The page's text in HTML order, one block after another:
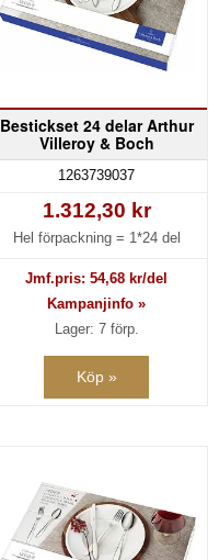
Bestickset 24 delar Arthur
Villeroy & Boch
1263739037
1.312,30 kr
Hel förpackning = 1*24 del
Jmf.pris: 54,68 kr/del
Kampanjinfo »
Lager: 7 förp.
Köp »